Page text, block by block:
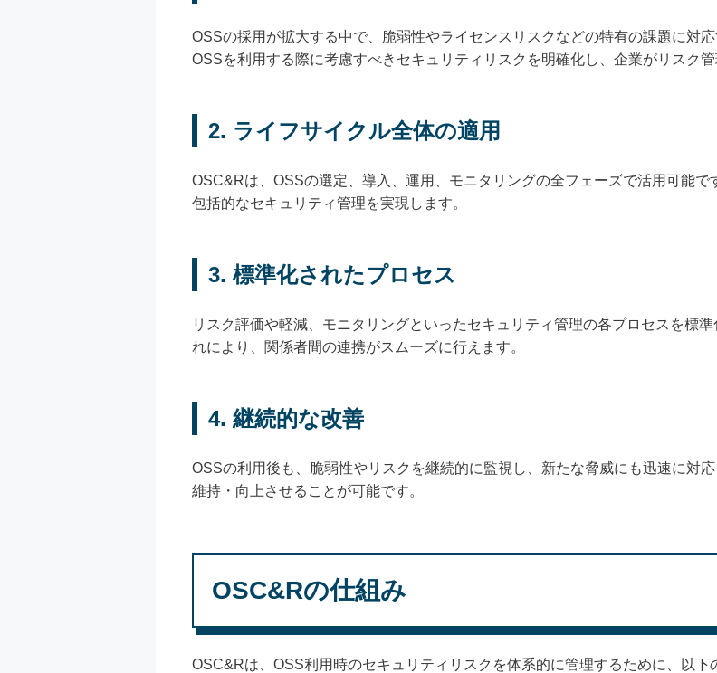
OSSの採用が拡大する中で、脆弱性やライセンスリスクなどの特有の課題に対
OSSを利用する際に考慮すべきセキュリティリスクを明確化し、企業がリスク
2. ライフサイクル全体の適用
OSC&Rは、OSSの選定、導入、運用、モニタリングの全フェーズで活用可能で
包括的なセキュリティ管理を実現します。
3. 標準化されたプロセス
リスク評価や軽減、モニタリングといったセキュリティ管理の各プロセスを標
れにより、関係者間の連携がスムーズに行えます。
4. 継続的な改善
OSSの利用後も、脆弱性やリスクを継続的に監視し、新たな脅威にも迅速に対
維持・向上させることが可能です。
OSC&Rの仕組み
OSC&Rは、OSS利用時のセキュリティリスクを体系的に管理するために、以下